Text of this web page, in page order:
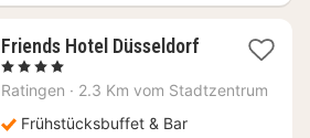
Friends Hotel Düsseldorf3
Nächte
ab
, 4 Sterne
Ratingen · 2.3 Km vom Stadtzentrum
Frühstücksbuffet & Bar